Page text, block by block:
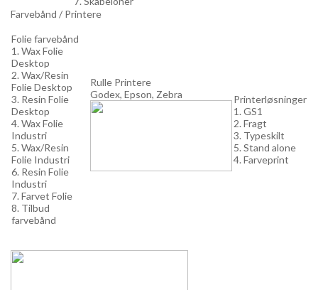
Farvebånd / Printere
Folie farvebånd
1. Wax Folie
Desktop
2. Wax/Resin
Folie Desktop
3. Resin Folie
Desktop
4. Wax Folie
Industri
5. Wax/Resin
Folie Industri
6. Resin Folie
Industri
7. Farvet Folie
8. Tilbud
farvebånd
Rulle Printere
Godex, Epson, Zebra
Printerløsninger
1. GS1
2. Fragt
3. Typeskilt
5. Stand alone
4. Farveprint